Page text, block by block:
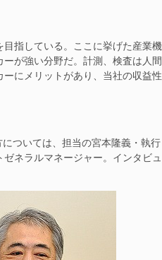
指している。ここに挙げた産業機
が強い分野だ。計測、検査は人間
にメリットがあり、当社の収益性
ついては、担当の宮本隆義・執行
ネラルマネージャー。インタビュ